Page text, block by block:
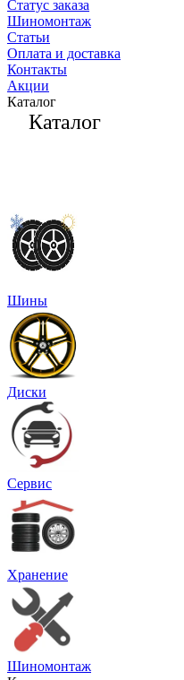
Статус заказа
Шиномонтаж
Статьи
Оплата и доставка
Контакты
Акции
Каталог
Каталог
Шины
Диски
Сервис
Хранение
Шиномонтаж